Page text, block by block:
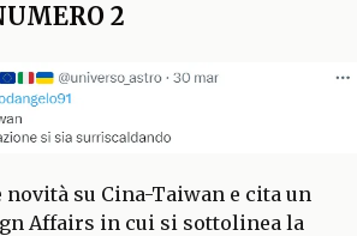
2
novità su Cina-Taiwan e cita un
Affairs in cui si sottolinea la